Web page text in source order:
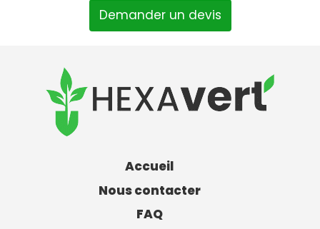
Demander un devis
Accueil
Nous contacter
FAQ